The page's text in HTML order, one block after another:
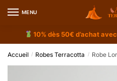
MENU
10% dès 50€ d’achat
Accueil / Robes Terracotta / Robe